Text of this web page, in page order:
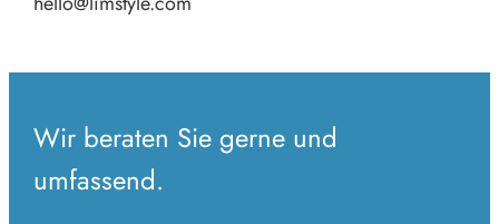
Wir beraten Sie gerne und
umfassend.